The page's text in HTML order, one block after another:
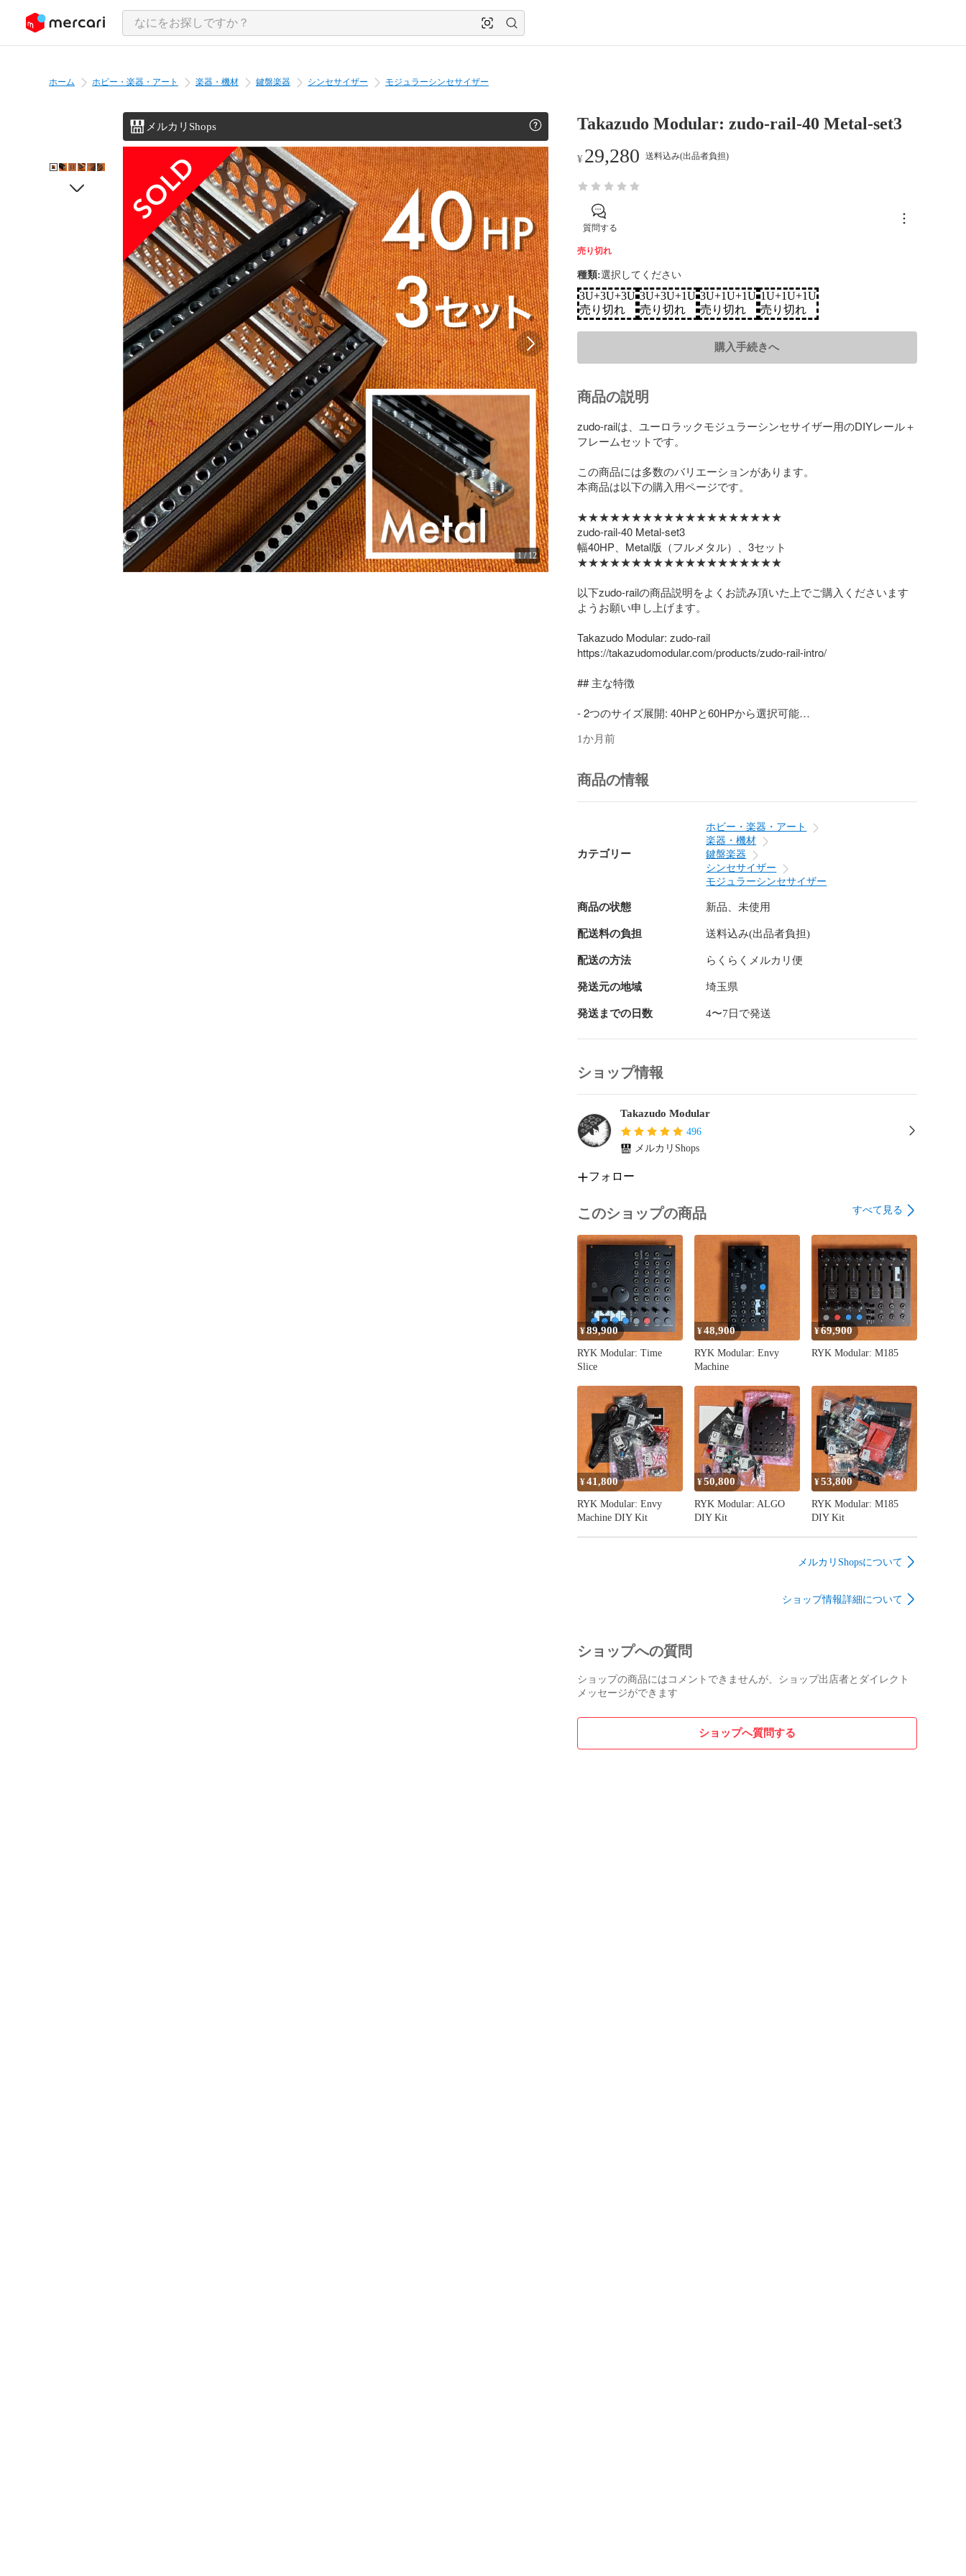
ツにスキップ
ホーム ホビー・楽器・アート 楽器・機材 鍵盤楽器 シンセサイザー モジュラーシンセサイザー
メルカリShops
1/12
Takazudo Modular: zudo-rail-40 Metal-set3
¥ 29,280 送料込み(出品者負担)
質問する
売り切れ
種類:選択してください
3U+3U+3U
売り切れ
3U+3U+1U
売り切れ
3U+1U+1U
売り切れ
1U+1U+1U
売り切れ
購入手続きへ
商品の説明
zudo-railは、ユーロラックモジュラーシンセサイザー用のDIYレール＋
フレームセットです。
この商品には多数のバリエーションがあります。
本商品は以下の購入用ページです。
★★★★★★★★★★★★★★★★★★★
zudo-rail-40 Metal-set3
幅40HP、Metal版（フルメタル）、3セット
★★★★★★★★★★★★★★★★★★★
以下zudo-railの商品説明をよくお読み頂いた上でご購入くださいます
ようお願い申し上げます。
Takazudo Modular: zudo-rail
https://takazudomodular.com/products/zudo-rail-intro/
## 主な特徴
- 2つのサイズ展開: 40HPと60HPから選択可能
Metal（フルメタル）
- 拡張性: 連結用パネル付属で、複数セットを組み合わせて大型ケース
の制作が可能
- zudo-blockとの互換性: 既存のzudo-blockケースと組み合わせてシス
## 用途
- オリジナルケースのDIY制作
- zudo-blockシリーズとの組み合わせ
価格帯は40HP Lite版1セット2,480円から、Metal版4セット33,400円ま
で。あなたの予算とニーズに合わせて選べる豊富なラインナップをご
用意しています。
張したい方におすすめのDIYパーツです。
1か月前
商品の情報
カテゴリー
ホビー・楽器・アート
楽器・機材
鍵盤楽器
シンセサイザー
モジュラーシンセサイザー
商品の状態 新品、未使用
配送料の負担 送料込み(出品者負担)
配送の方法 らくらくメルカリ便
発送元の地域 埼玉県
発送までの日数 4〜7日で発送
ショップ情報
Takazudo Modular
496
メルカリShops
フォロー
このショップの商品 すべて見る
¥89,900
RYK Modular: Time
Slice
¥48,900
RYK Modular: Envy
Machine
¥69,900
RYK Modular: M185
¥41,800
RYK Modular: Envy
Machine DIY Kit
¥50,800
RYK Modular: ALGO
DIY Kit
¥53,800
RYK Modular: M185
DIY Kit
メルカリShopsについて
ショップ情報詳細について
ショップへの質問
ショップの商品にはコメントできませんが、ショップ出店者とダイレクト
メッセージができます
ショップへ質問する